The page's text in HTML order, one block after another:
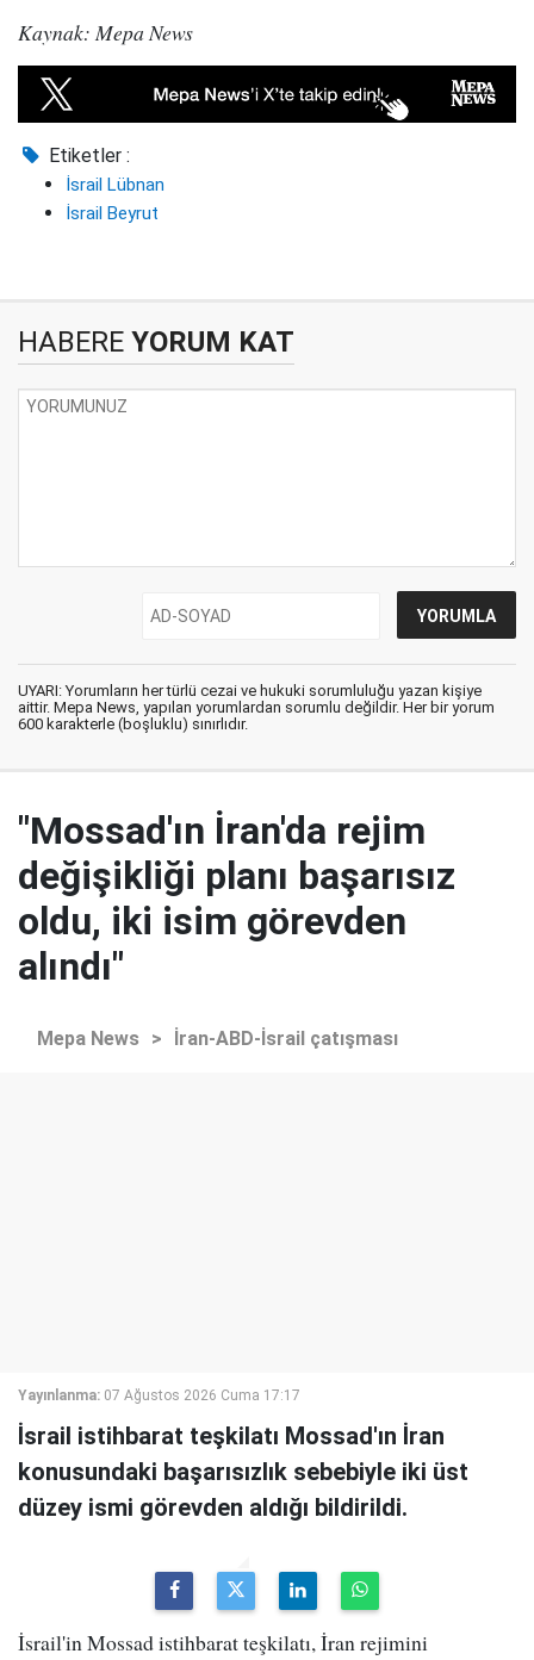
Kaynak: Mepa News
Etiketler :
İsrail Lübnan
İsrail Beyrut
HABERE YORUM KAT
UYARI: Yorumların her türlü cezai ve hukuki sorumluluğu yazan kişiye
aittir. Mepa News, yapılan yorumlardan sorumlu değildir. Her bir yorum
600 karakterle (boşluklu) sınırlıdır.
"Mossad'ın İran'da rejim
değişikliği planı başarısız
oldu, iki isim görevden
alındı"
Mepa News > İran-ABD-İsrail çatışması
Yayınlanma: 07 Ağustos 2026 Cuma 17:17
İsrail istihbarat teşkilatı Mossad'ın İran
konusundaki başarısızlık sebebiyle iki üst
düzey ismi görevden aldığı bildirildi.
İsrail'in Mossad istihbarat teşkilatı, İran rejimini